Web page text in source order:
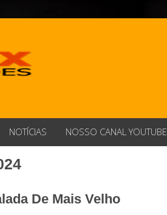
NOTÍCIAS NOSSO CANAL YOUTUBE
De Mais Velho